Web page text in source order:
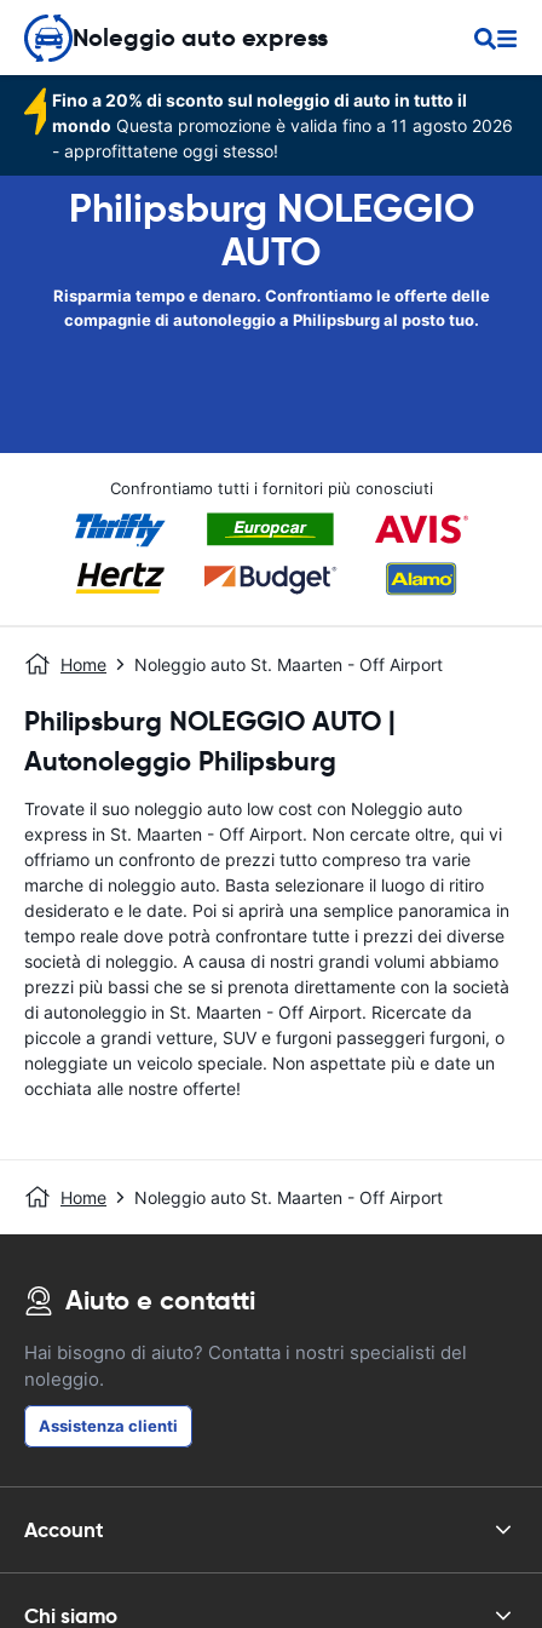
Noleggio auto express
Fino a 20% di sconto sul noleggio di auto in tutto il
mondo Questa promozione è valida fino a 11 agosto 2026
- approfittatene oggi stesso!
Philipsburg NOLEGGIO
AUTO
Risparmia tempo e denaro. Confrontiamo le offerte delle
compagnie di autonoleggio a Philipsburg al posto tuo.
Confrontiamo tutti i fornitori più conosciuti
Home Noleggio auto St. Maarten - Off Airport
Philipsburg NOLEGGIO AUTO |
Autonoleggio Philipsburg
Trovate il suo noleggio auto low cost con Noleggio auto
express in St. Maarten - Off Airport. Non cercate oltre, qui vi
offriamo un confronto de prezzi tutto compreso tra varie
marche di noleggio auto. Basta selezionare il luogo di ritiro
desiderato e le date. Poi si aprirà una semplice panoramica in
tempo reale dove potrà confrontare tutte i prezzi dei diverse
società di noleggio. A causa di nostri grandi volumi abbiamo
prezzi più bassi che se si prenota direttamente con la società
di autonoleggio in St. Maarten - Off Airport. Ricercate da
piccole a grandi vetture, SUV e furgoni passeggeri furgoni, o
noleggiate un veicolo speciale. Non aspettate più e date un
occhiata alle nostre offerte!
Home Noleggio auto St. Maarten - Off Airport
Aiuto e contatti
Hai bisogno di aiuto? Contatta i nostri specialisti del
noleggio.
Assistenza clienti
Account
Chi siamo